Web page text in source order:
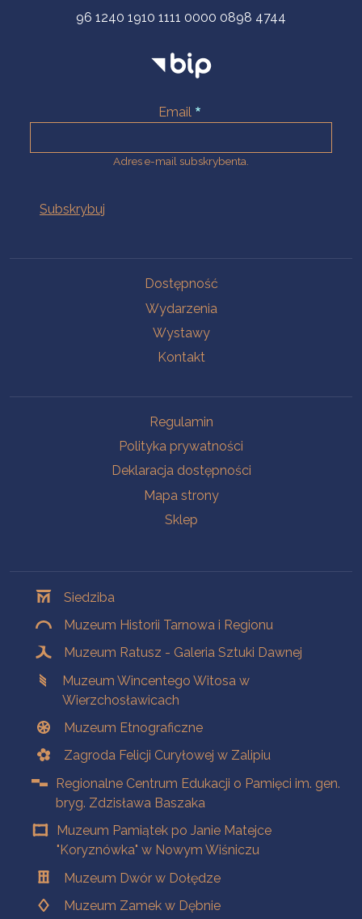
96 1240 1910 1111 0000 0898 4744
Email
Adres e-mail subskrybenta.
Dostępność
Wydarzenia
Wystawy
Kontakt
Regulamin
Polityka prywatności
Deklaracja dostępności
Mapa strony
Sklep
Siedziba
Muzeum Historii Tarnowa i Regionu
Muzeum Ratusz - Galeria Sztuki Dawnej
Muzeum Wincentego Witosa w
Wierzchosławicach
Muzeum Etnograficzne
Zagroda Felicji Curyłowej w Zalipiu
Regionalne Centrum Edukacji o Pamięci im. gen.
bryg. Zdzisława Baszaka
Muzeum Pamiątek po Janie Matejce
"Koryznówka" w Nowym Wiśniczu
Muzeum Dwór w Dołędze
Muzeum Zamek w Dębnie